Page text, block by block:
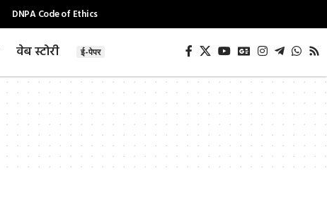
DNPA Code of Ethics
वेब स्टोरी ई-पेपर